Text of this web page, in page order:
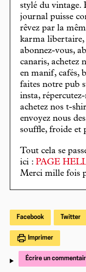
stylé du vintage.
journal puisse
rêvez par la
karma libertaire,
abonnez-vous,
canaris, achetez
en manif, cafés,
faites notre pub
insta,
achetez nos t-
envoyez nous
souffle, froide et
Tout cela se
ici : PAGE
Merci mille fois
Facebook Twitter
Imprimer
Écrire un